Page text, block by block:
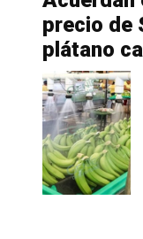
precio de
plátano